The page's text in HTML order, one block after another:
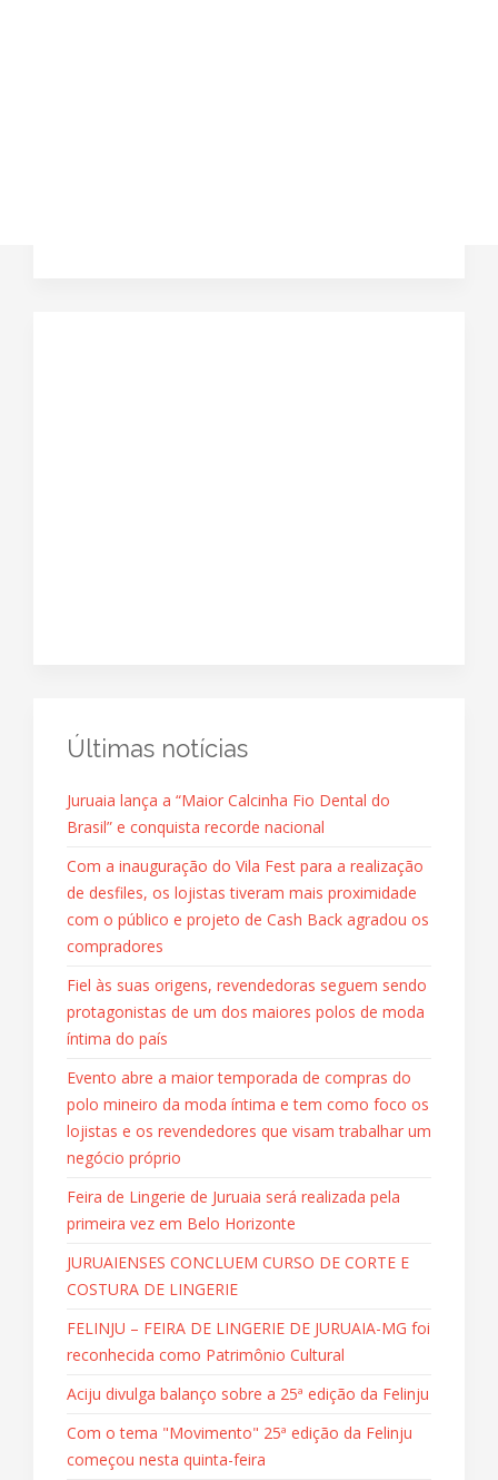
Últimas notícias
Juruaia lança a “Maior Calcinha Fio Dental do
Brasil” e conquista recorde nacional
Com a inauguração do Vila Fest para a realização
de desfiles, os lojistas tiveram mais proximidade
com o público e projeto de Cash Back agradou os
compradores
Fiel às suas origens, revendedoras seguem sendo
protagonistas de um dos maiores polos de moda
íntima do país
Evento abre a maior temporada de compras do
polo mineiro da moda íntima e tem como foco os
lojistas e os revendedores que visam trabalhar um
negócio próprio
Feira de Lingerie de Juruaia será realizada pela
primeira vez em Belo Horizonte
JURUAIENSES CONCLUEM CURSO DE CORTE E
COSTURA DE LINGERIE
FELINJU – FEIRA DE LINGERIE DE JURUAIA-MG foi
reconhecida como Patrimônio Cultural
Aciju divulga balanço sobre a 25ª edição da Felinju
Com o tema "Movimento" 25ª edição da Felinju
começou nesta quinta-feira